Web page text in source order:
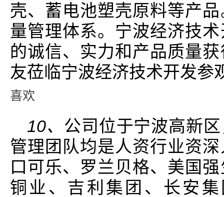
壳、蓄电池塑壳原料等产
量管理体系。宁波经济技
的诚信、实力和产品质量
友莅临宁波经济技术开发参
喜欢
10、 公司位于宁波高新
管理团队均是人资行业资
口可乐、罗兰贝格、美国
铜业、吉利集团、长安